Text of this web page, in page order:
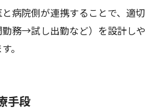
病院側が連携することで、適切
務→試し出勤など）を設計しや
。
手段